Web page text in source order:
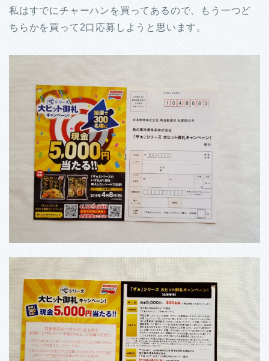
私はすでにチャーハンを買ってあるので、もう一つど
ちらかを買って2口応募しようと思います。